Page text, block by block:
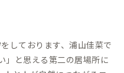
しております、浦山佳菜で
と思える第二の居場所に